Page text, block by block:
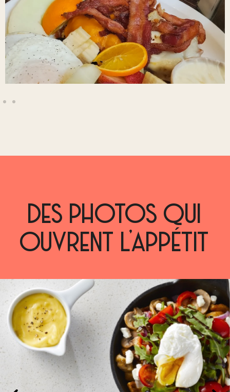
DES PHOTOS QUI
OUVRENT L’APPÉTIT